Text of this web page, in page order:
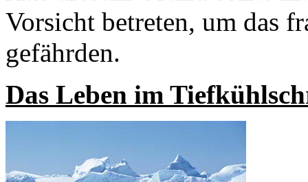
Vorsicht betreten, um das
gefährden.
Das Leben im